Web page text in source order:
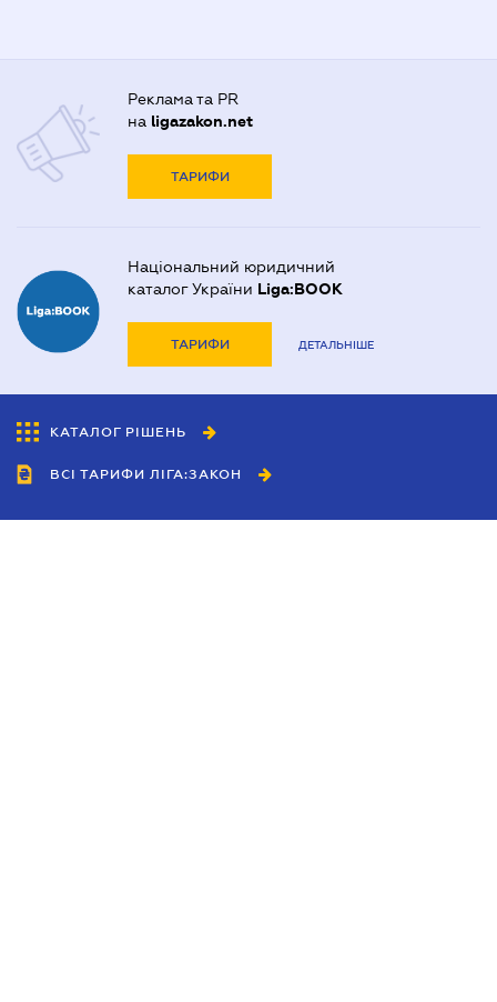
Реклама та PR
на ligazakon.net
ТАРИФИ
Національний юридичний
каталог України Liga:BOOK
ТАРИФИ ДЕТАЛЬНІШЕ
КАТАЛОГ РІШЕНЬ
ВСІ ТАРИФИ ЛІГА:ЗАКОН